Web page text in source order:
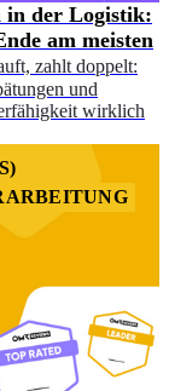
in der Logistik:
am meisten
zahlt doppelt:
und
wirklich